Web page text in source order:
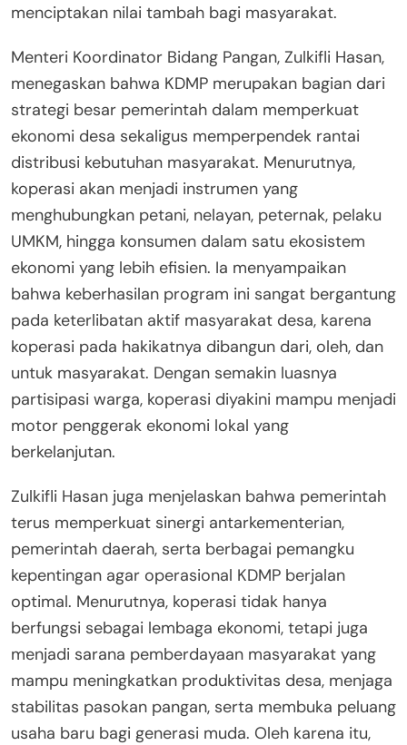
menciptakan nilai tambah bagi masyarakat.
Menteri Koordinator Bidang Pangan, Zulkifli Hasan,
menegaskan bahwa KDMP merupakan bagian dari
strategi besar pemerintah dalam memperkuat
ekonomi desa sekaligus memperpendek rantai
distribusi kebutuhan masyarakat. Menurutnya,
koperasi akan menjadi instrumen yang
menghubungkan petani, nelayan, peternak, pelaku
UMKM, hingga konsumen dalam satu ekosistem
ekonomi yang lebih efisien. Ia menyampaikan
bahwa keberhasilan program ini sangat bergantung
pada keterlibatan aktif masyarakat desa, karena
koperasi pada hakikatnya dibangun dari, oleh, dan
untuk masyarakat. Dengan semakin luasnya
partisipasi warga, koperasi diyakini mampu menjadi
motor penggerak ekonomi lokal yang
berkelanjutan.
Zulkifli Hasan juga menjelaskan bahwa pemerintah
terus memperkuat sinergi antarkementerian,
pemerintah daerah, serta berbagai pemangku
kepentingan agar operasional KDMP berjalan
optimal. Menurutnya, koperasi tidak hanya
berfungsi sebagai lembaga ekonomi, tetapi juga
menjadi sarana pemberdayaan masyarakat yang
mampu meningkatkan produktivitas desa, menjaga
stabilitas pasokan pangan, serta membuka peluang
usaha baru bagi generasi muda. Oleh karena itu,